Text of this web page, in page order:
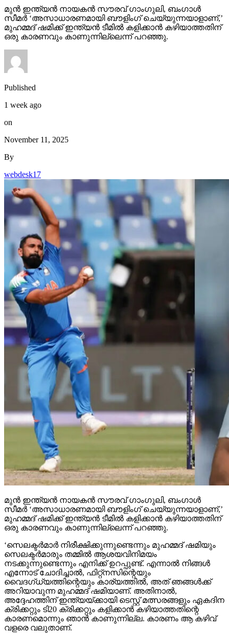
മുന്‍ ഇന്ത്യന്‍ നായകന്‍ സൗരവ് ഗാംഗുലി, ബംഗാള്‍
സീമര്‍ ‘അസാധാരണമായി ബൗളിംഗ് ചെയ്യുന്നയാളാണ്,’
മുഹമ്മദ് ഷമിക്ക് ഇന്ത്യന്‍ ടീമില്‍ കളിക്കാന്‍ കഴിയാത്തതിന്
ഒരു കാരണവും കാണുന്നില്ലെന്ന് പറഞ്ഞു.
Published
1 week ago
on
November 11, 2025
By
webdesk17
മുന്‍ ഇന്ത്യന്‍ നായകന്‍ സൗരവ് ഗാംഗുലി, ബംഗാള്‍
സീമര്‍ ‘അസാധാരണമായി ബൗളിംഗ് ചെയ്യുന്നയാളാണ്,’
മുഹമ്മദ് ഷമിക്ക് ഇന്ത്യന്‍ ടീമില്‍ കളിക്കാന്‍ കഴിയാത്തതിന്
ഒരു കാരണവും കാണുന്നില്ലെന്ന് പറഞ്ഞു.
‘സെലക്ടര്‍മാര്‍ നിരീക്ഷിക്കുന്നുണ്ടെന്നും മുഹമ്മദ് ഷമിയും
സെലക്ടര്‍മാരും തമ്മില്‍ ആശയവിനിമയം
നടക്കുന്നുണ്ടെന്നും എനിക്ക് ഉറപ്പുണ്ട്. എന്നാല്‍ നിങ്ങള്‍
എന്നോട് ചോദിച്ചാല്‍, ഫിറ്റ്നസിന്റെയും
വൈദഗ്ധ്യത്തിന്റെയും കാര്യത്തില്‍, അത് ഞങ്ങള്‍ക്ക്
അറിയാവുന്ന മുഹമ്മദ് ഷമിയാണ്. അതിനാല്‍,
അദ്ദേഹത്തിന് ഇന്ത്യയ്ക്കായി ടെസ്റ്റ് മത്സരങ്ങളും ഏകദിന
ക്രിക്കറ്റും ടി20 ക്രിക്കറ്റും കളിക്കാന്‍ കഴിയാത്തതിന്റെ
കാരണമൊന്നും ഞാന്‍ കാണുന്നില്ല. കാരണം ആ കഴിവ്
വളരെ വലുതാണ്.